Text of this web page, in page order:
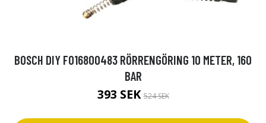
BOSCH DIY F016800483 RÖRRENGÖRING 10 METER, 160
BAR
393 SEK524 SEK